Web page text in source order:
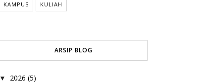
KAMPUS KULIAH
ARSIP BLOG
▼ 2026 (5)